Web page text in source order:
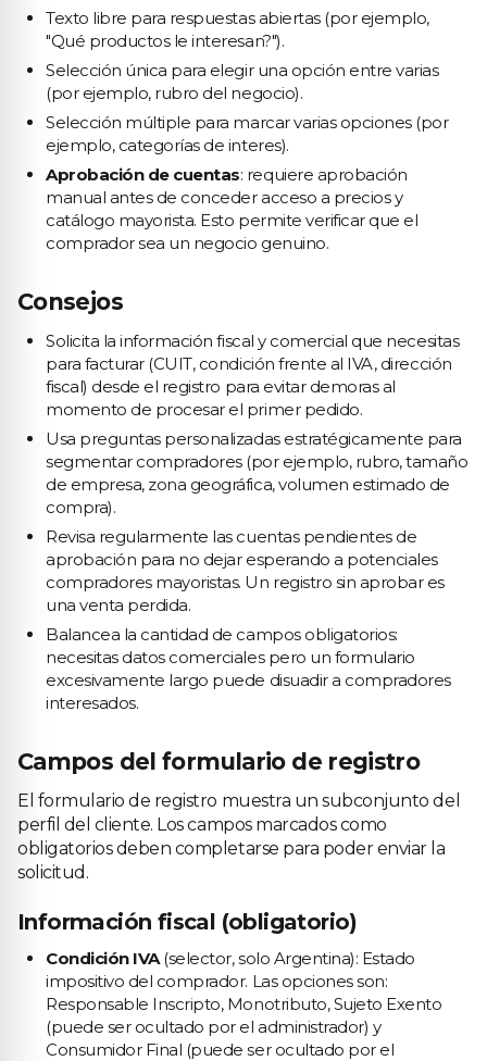
Texto libre para respuestas abiertas (por ejemplo,
"Qué productos le interesan?").
Selección única para elegir una opción entre varias
(por ejemplo, rubro del negocio).
Selección múltiple para marcar varias opciones (por
ejemplo, categorías de interes).
Aprobación de cuentas: requiere aprobación
manual antes de conceder acceso a precios y
catálogo mayorista. Esto permite verificar que el
comprador sea un negocio genuino.
Consejos
Solicita la información fiscal y comercial que necesitas
para facturar (CUIT, condición frente al IVA, dirección
fiscal) desde el registro para evitar demoras al
momento de procesar el primer pedido.
Usa preguntas personalizadas estratégicamente para
segmentar compradores (por ejemplo, rubro, tamaño
de empresa, zona geográfica, volumen estimado de
compra).
Revisa regularmente las cuentas pendientes de
aprobación para no dejar esperando a potenciales
compradores mayoristas. Un registro sin aprobar es
una venta perdida.
Balancea la cantidad de campos obligatorios:
necesitas datos comerciales pero un formulario
excesivamente largo puede disuadir a compradores
interesados.
Campos del formulario de registro
El formulario de registro muestra un subconjunto del
perfil del cliente. Los campos marcados como
obligatorios deben completarse para poder enviar la
solicitud.
Información fiscal (obligatorio)
Condición IVA(selector, solo Argentina): Estado
impositivo del comprador. Las opciones son:
Responsable Inscripto, Monotributo, Sujeto Exento
(puede ser ocultado por el administrador) y
Consumidor Final (puede ser ocultado por el